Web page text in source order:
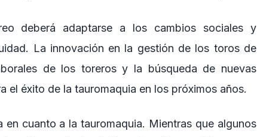
deberá adaptarse a los cambios sociales y
La innovación en la gestión de los toros de
de los toreros y la búsqueda de nuevas
el éxito de la tauromaquia en los próximos años.
cuanto a la tauromaquia. Mientras que algunos